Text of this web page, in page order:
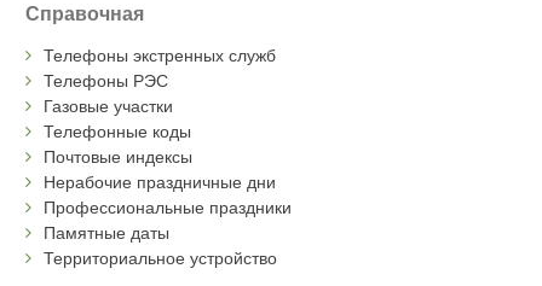
Справочная
Телефоны экстренных служб
Телефоны РЭС
Газовые участки
Телефонные коды
Почтовые индексы
Нерабочие праздничные дни
Профессиональные праздники
Памятные даты
Территориальное устройство